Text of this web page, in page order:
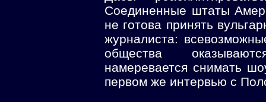
Соединенные штаты
не готова принять
журналиста:
общества
намеревается снимать
первом же интервью с